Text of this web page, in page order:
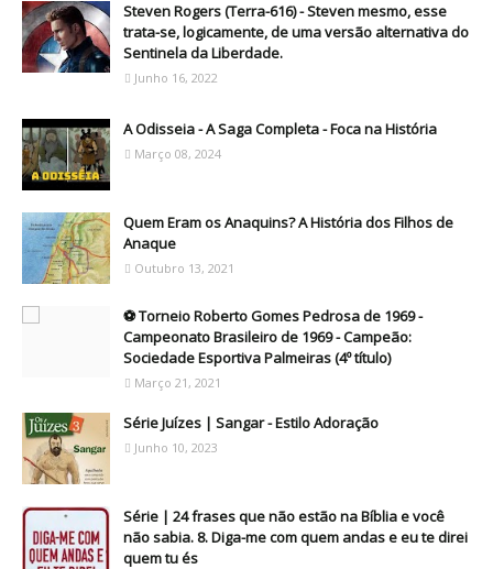
Steven Rogers (Terra-616) - Steven mesmo, esse
trata-se, logicamente, de uma versão alternativa do
Sentinela da Liberdade.
Junho 16, 2022
A Odisseia - A Saga Completa - Foca na História
Março 08, 2024
Quem Eram os Anaquins? A História dos Filhos de
Anaque
Outubro 13, 2021
⚽ Torneio Roberto Gomes Pedrosa de 1969 -
Campeonato Brasileiro de 1969 - Campeão:
Sociedade Esportiva Palmeiras (4º título)
Março 21, 2021
Série Juízes | Sangar - Estilo Adoração
Junho 10, 2023
Série | 24 frases que não estão na Bíblia e você
não sabia. 8. Diga-me com quem andas e eu te direi
quem tu és